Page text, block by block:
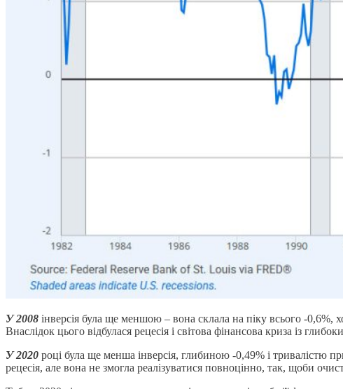
У 2008 інверсія була ще меншою – вона склала на піку всього -
Внаслідок цього відбулася рецесія і світова фінансова криза із
У 2020 році була ще менша інверсія, глибиною -0,49% і тривалістю
рецесія, але вона не змогла реалізуватися повноцінно, так, щоби